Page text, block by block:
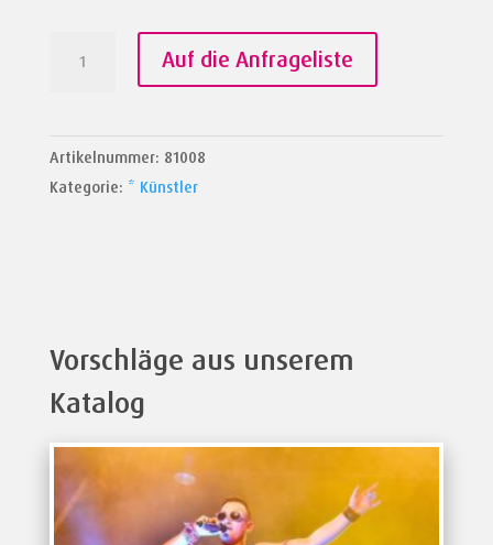
Auf die Anfrageliste
Artikelnummer: 81008
Kategorie: * Künstler
Vorschläge aus unserem
Katalog